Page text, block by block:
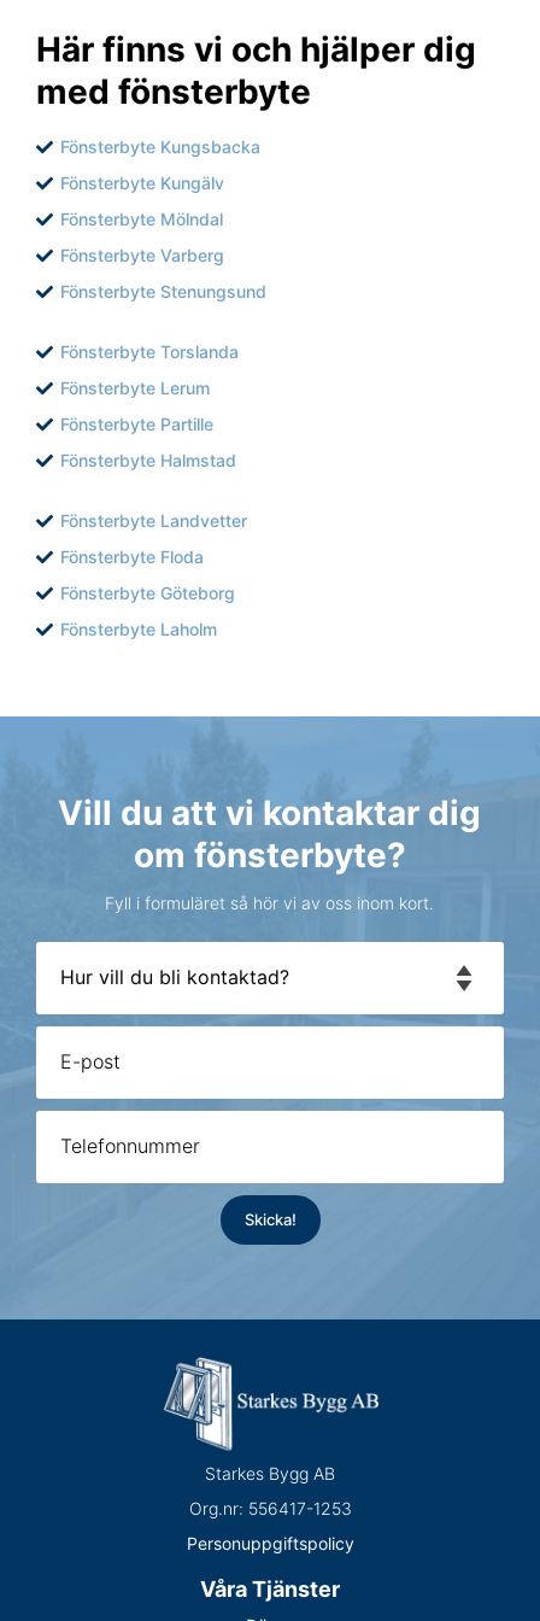
Här finns vi och hjälper dig
med fönsterbyte
Fönsterbyte Kungsbacka
Fönsterbyte Kungälv
Fönsterbyte Mölndal
Fönsterbyte Varberg
Fönsterbyte Stenungsund
Fönsterbyte Torslanda
Fönsterbyte Lerum
Fönsterbyte Partille
Fönsterbyte Halmstad
Fönsterbyte Landvetter
Fönsterbyte Floda
Fönsterbyte Göteborg
Fönsterbyte Laholm
Vill du att vi kontaktar dig
om fönsterbyte?
Fyll i formuläret så hör vi av oss inom kort.
Starkes Bygg AB
Org.nr: 556417-1253
Personuppgiftspolicy
Våra Tjänster